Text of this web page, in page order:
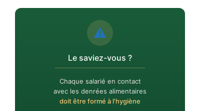
⚠️
Le saviez-vous ?
Chaque salarié en contact
avec les denrées alimentaires
doit être formé à l'hygiène